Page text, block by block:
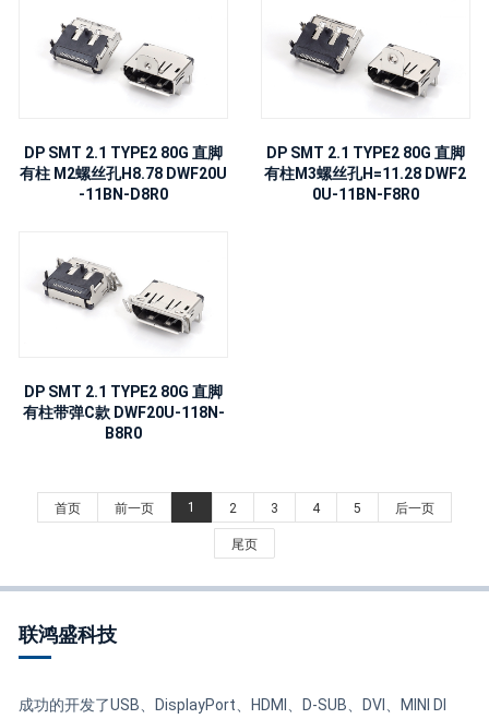
DP SMT 2.1 TYPE2 80G 直脚
有柱 M2螺丝孔H8.78 DWF20U
-11BN-D8R0
DP SMT 2.1 TYPE2 80G 直脚
有柱M3螺丝孔H=11.28 DWF2
0U-11BN-F8R0
DP SMT 2.1 TYPE2 80G 直脚
有柱带弹C款 DWF20U-118N-
B8R0
首页 前一页 1 2 3 4 5 后一页
尾页
联鸿盛科技
成功的开发了USB、DisplayPort、HDMI、D-SUB、DVI、MINI DI